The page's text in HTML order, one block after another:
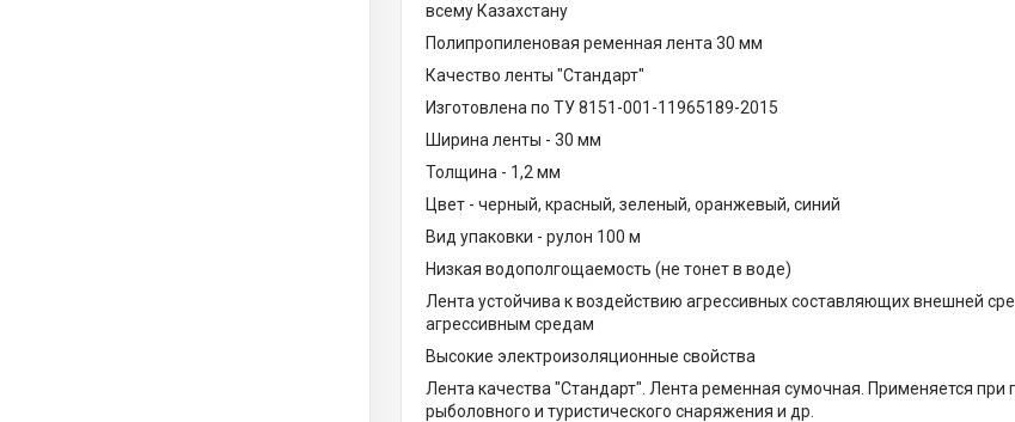
всему Казахстану
Полипропиленовая ременная лента 30 мм
Качество ленты "Стандарт"
Изготовлена по ТУ 8151-001-11965189-2015
Ширина ленты - 30 мм
Толщина - 1,2 мм
Цвет - черный, красный, зеленый, оранжевый, синий
Вид упаковки - рулон 100 м
Низкая водополгощаемость (не тонет в воде)
Лента устойчива к воздействию агрессивных составляющих внешней
агрессивным средам
Высокие электроизоляционные свойства
Лента качества "Стандарт". Лента ременная сумочная. Применяется
рыболовного и туристического снаряжения и др.